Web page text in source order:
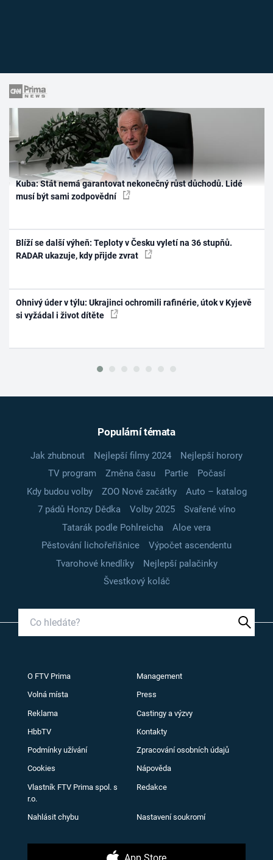
Kuba: Stát nemá garantovat nekonečný růst důchodů. Lidé
musí být sami zodpovědní
Blíží se další výheň: Teploty v Česku vyletí na 36 stupňů.
RADAR ukazuje, kdy přijde zvrat
Ohnivý úder v týlu: Ukrajinci ochromili rafinérie, útok v Kyjevě
si vyžádal i život dítěte
Populární témata
Jak zhubnout Nejlepší filmy 2024
Nejlepší horory
TV program
Změna času Partie
Počasí
Kdy budou volby
ZOO Nové začátky
Auto – katalog
7 pádů Honzy Dědka
Volby 2025
Svařené víno
Tatarák podle Pohlreicha
Aloe vera
Pěstování lichořeřišnice
Výpočet ascendentu
Tvarohové knedlíky
Nejlepší palačinky
Švestkový koláč
O FTV Prima Management
Volná místa Press
Reklama Castingy a výzvy
HbbTV Kontakty
Podmínky užívání Zpracování osobních údajů
Cookies Nápověda
Vlastník FTV Prima spol. s
r.o.
Redakce
Nahlásit chybu Nastavení soukromí